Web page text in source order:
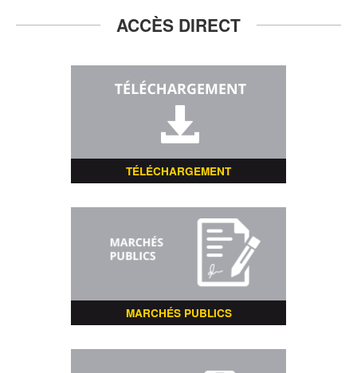
ACCÈS DIRECT
TÉLÉCHARGEMENT
MARCHÉS PUBLICS